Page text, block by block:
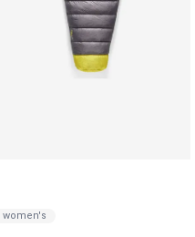
women's